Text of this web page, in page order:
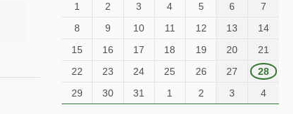
1
2 3 4 5 6
7
8
9 10 11 12 13
14
15
16 17 18 19 20
21
22
23 24 25 26 27
28
29
30 31 1 2 3 4